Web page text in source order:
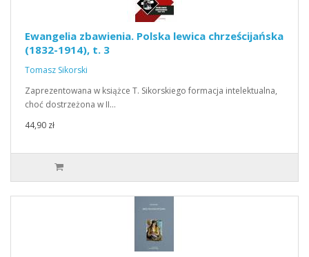
Ewangelia zbawienia. Polska lewica chrześcijańska
(1832-1914), t. 3
Tomasz Sikorski
Zaprezentowana w książce T. Sikorskiego formacja intelektualna,
choć dostrzeżona w II…
44,90 zł